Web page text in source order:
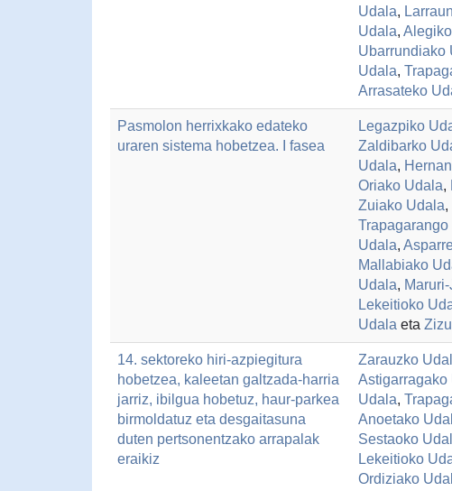
Udala,
Udala,
Ubarrundiako
Udala,
Arrasateko
Pasmolon herrixkako edateko
uraren sistema hobetzea. I fasea
Legazpiko
Zaldibarko
Udala,
Oriako Udala,
Zuiako Udala,
Trapagarango
Udala,
Mallabiako
Udala,
Lekeitioko
Udala eta
14. sektoreko hiri-azpiegitura
hobetzea, kaleetan galtzada-harria
jarriz, ibilgua hobetuz, haur-parkea
birmoldatuz eta desgaitasuna
duten pertsonentzako arrapalak
eraikiz
Zarauzko
Astigarragako
Udala,
Anoetako
Sestaoko
Lekeitioko
Ordiziako